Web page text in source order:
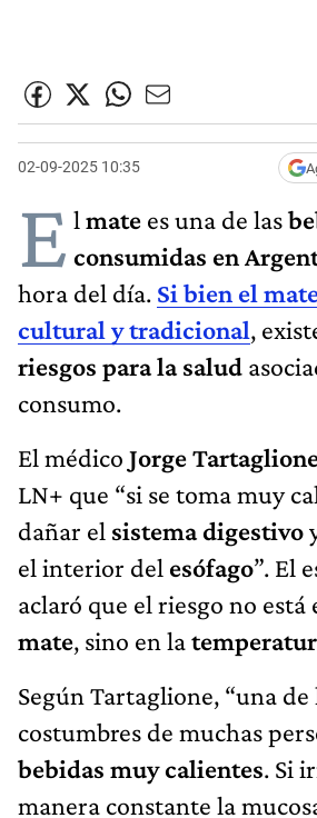
02-09-2025 10:35
E l mate es una de las
consumidas en
hora del día. Si bien el
cultural y tradicional,
riesgos para la salud
consumo.
El médico Jorge
LN+ que “si se toma muy
dañar el sistema digestivo
el interior del esófago”. El
aclaró que el riesgo no está
mate, sino en la
Según Tartaglione, “una de
costumbres de muchas
bebidas muy calientes. Si
manera constante la